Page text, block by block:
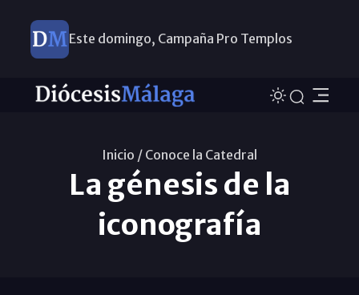
Este domingo, Campaña Pro Templos
Inicio / Conoce la Catedral
La génesis de la
iconografía